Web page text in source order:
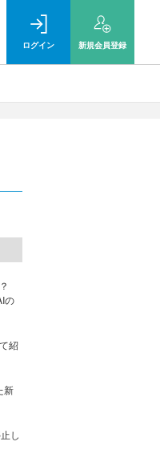
ログイン 新規会員登録
の
紹
新
し